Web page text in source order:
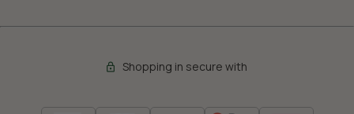
Shopping in secure with